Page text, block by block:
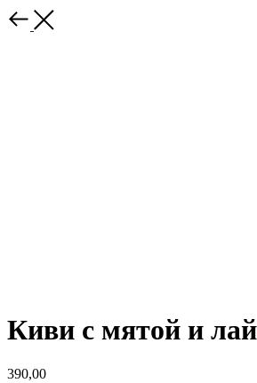
Киви с мятой и
390,00